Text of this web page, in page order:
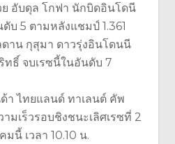
ย อับดุล โกฟา นักบิดอินโดนี
บ 5 ตามหลังแชมป์ 1.361
าน กุสุมา ดาวรุ่งอินโดนนี
ทธิ์ จบเรซนี้ในอันดับ 7
า ไทยแลนด์ ทาเลนต์ คัพ
มเร็วรอบชิงชนะเลิศเรซที่ 2
นี้ เวลา 10.10 น.